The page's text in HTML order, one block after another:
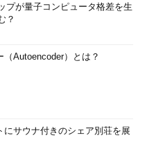
プが量子コンピュータ格差を生
？
Autoencoder）とは？
にサウナ付きのシェア別荘を展